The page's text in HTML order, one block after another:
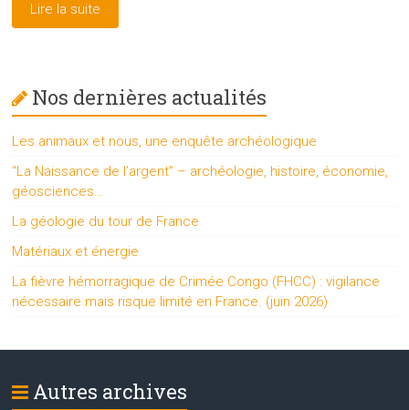
Lire la suite
Nos dernières actualités
Les animaux et nous, une enquête archéologique
“La Naissance de l’argent” – archéologie, histoire, économie,
géosciences…
La géologie du tour de France
Matériaux et énergie
La fièvre hémorragique de Crimée Congo (FHCC) : vigilance
nécessaire mais risque limité en France. (juin 2026)
Autres archives